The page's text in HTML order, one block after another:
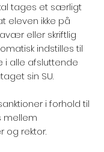
tages et særligt
eleven ikke på
eller skriftlig
indstilles til
alle afsluttende
sin SU.
i forhold til
mellem
og rektor.